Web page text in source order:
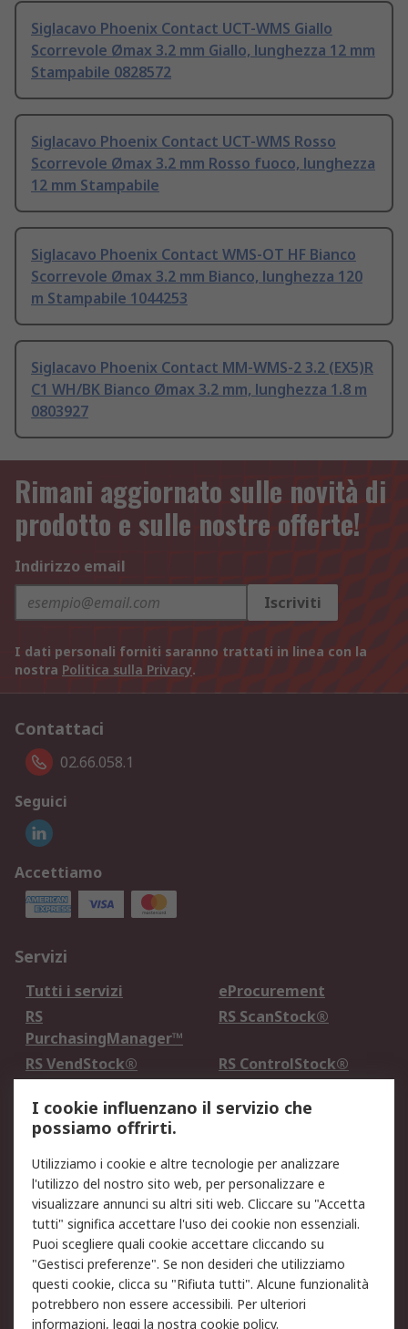
Siglacavo Phoenix Contact UCT-WMS Giallo
Scorrevole Ømax 3.2 mm Giallo, lunghezza 12 mm
Stampabile 0828572
Siglacavo Phoenix Contact UCT-WMS Rosso
Scorrevole Ømax 3.2 mm Rosso fuoco, lunghezza
12 mm Stampabile
Siglacavo Phoenix Contact WMS-OT HF Bianco
Scorrevole Ømax 3.2 mm Bianco, lunghezza 120
m Stampabile 1044253
Siglacavo Phoenix Contact MM-WMS-2 3.2 (EX5)R
C1 WH/BK Bianco Ømax 3.2 mm, lunghezza 1.8 m
0803927
Rimani aggiornato sulle novità di
prodotto e sulle nostre offerte!
Indirizzo email
Iscriviti
I dati personali forniti saranno trattati in linea con la
nostra Politica sulla Privacy.
Contattaci
02.66.058.1
Seguici
Accettiamo
Servizi
Tutti i servizi
eProcurement
RS
PurchasingManager™
RS ScanStock®
RS VendStock®
RS ControlStock®
Legale
Informativa Cookie
Informativa Privacy -
Aggiornata
Email Security
Termini d'uso
Condizioni di vendita
Condizioni generali di
servizio
Etica e responsabilità
I cookie influenzano il servizio che
possiamo offrirti.
Utilizziamo i cookie e altre tecnologie per analizzare
l'utilizzo del nostro sito web, per personalizzare e
visualizzare annunci su altri siti web. Cliccare su "Accetta
tutti" significa accettare l'uso dei cookie non essenziali.
Puoi scegliere quali cookie accettare cliccando su
"Gestisci preferenze". Se non desideri che utilizziamo
questi cookie, clicca su "Rifiuta tutti". Alcune funzionalità
potrebbero non essere accessibili. Per ulteriori
informazioni, leggi la nostra cookie policy.